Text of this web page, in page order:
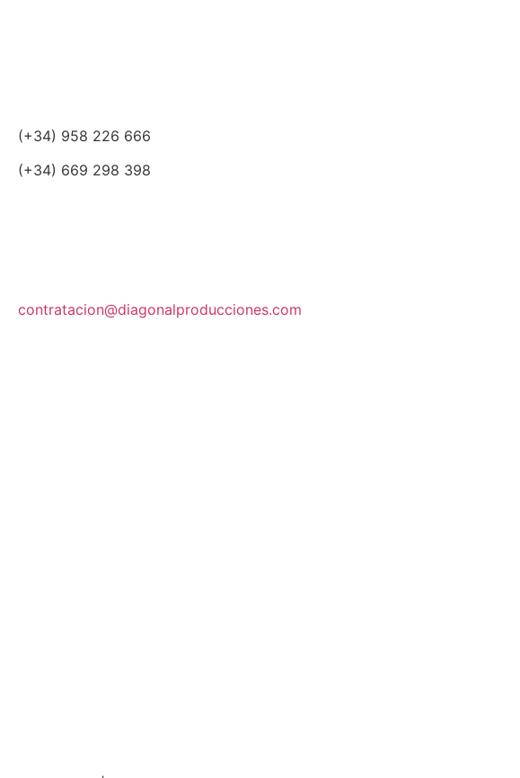
(+34) 958 226 666
(+34) 669 298 398
contratacion@diagonalproducciones.com